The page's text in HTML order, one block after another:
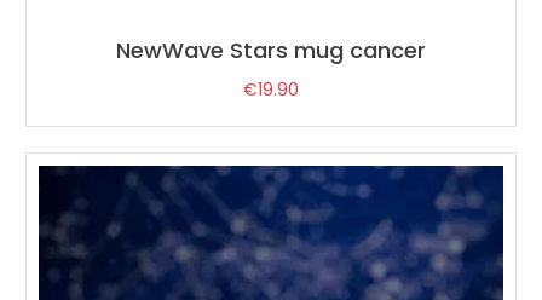
NewWave Stars mug cancer
€19.90